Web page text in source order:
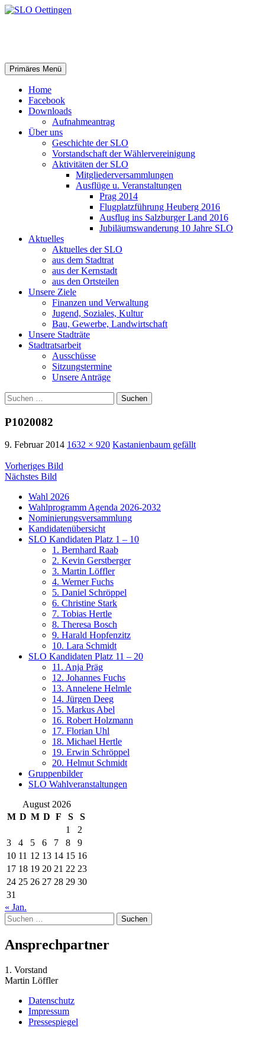
Suchen
Primäres Menü Springe
zum
Home
Facebook
Downloads
Aufnahmeantrag
Über uns
Geschichte der SLO
Vorstandschaft der Wählervereinigung
Aktivitäten der SLO
Mitgliederversammlungen
Ausflüge u. Veranstaltungen
Prag 2014
Flugplatzführung Heuberg 2016
Ausflug ins Salzburger Land 2016
Jubiläumswanderung 10 Jahre SLO
Aktuelles
Aktuelles der SLO
aus dem Stadtrat
aus der Kernstadt
aus den Ortsteilen
Unsere Ziele
Finanzen und Verwaltung
Jugend, Soziales, Kultur
Bau, Gewerbe, Landwirtschaft
Unsere Stadträte
Stadtratsarbeit
Ausschüsse
Sitzungstermine
Unsere Anträge
Suchen
nach:
P1020082
9. Februar 2014 1632 × 920 Kastanienbaum gefällt
Vorheriges Bild
Nächstes Bild
Wahl 2026
Wahlprogramm Agenda 2026-2032
Nominierungsversammlung
Kandidatenübersicht
SLO Kandidaten Platz 1 – 10
1. Bernhard Raab
2. Kevin Gerstberger
3. Martin Löffler
4. Werner Fuchs
5. Daniel Schröppel
6. Christine Stark
7. Tobias Hertle
8. Theresa Bosch
9. Harald Hopfenzitz
10. Lara Schmidt
SLO Kandidaten Platz 11 – 20
11. Anja Präg
12. Johannes Fuchs
13. Annelene Helmle
14. Jürgen Deeg
15. Markus Abel
16. Robert Holzmann
17. Florian Uhl
18. Michael Hertle
19. Erwin Schröppel
20. Helmut Schmidt
Gruppenbilder
SLO Wahlveranstaltungen
August 2026
M D M D F S
S
1
2
3
4 5 6 7 8
9
10 11 12 13 14 15 16
17 18 19 20 21 22 23
24 25 26 27 28 29 30
31
« Jan.
Suchen
nach:
Ansprechpartner
1. Vorstand
Martin Löffler
Datenschutz
Impressum
Pressespiegel